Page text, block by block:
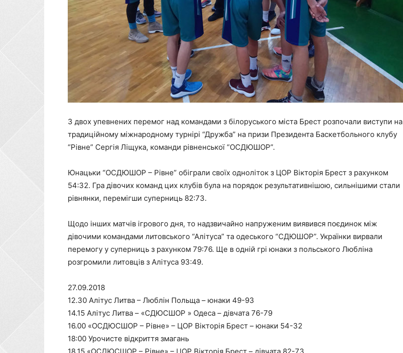
З двох упевнених перемог над командами з білоруського міста Брест розпочали виступи на
традиційному міжнародному турнірі “Дружба” на призи Президента Баскетбольного клубу
“Рівне” Сергія Ліщука, команди рівненської “ОСДЮШОР”.
Юнацьки “ОСДЮШОР – Рівне” обіграли своїх одноліток з ЦОР Вікторія Брест з рахунком
54:32. Гра дівочих команд цих клубів була на порядок результативнішою, сильнішими стали
рівнянки, перемігши суперниць 82:73.
Щодо інших матчів ігрового дня, то надзвичайно напруженим виявився поєдинок між
дівочими командами литовського “Алітуса” та одеського “СДЮШОР”. Українки вирвали
перемогу у суперниць з рахунком 79:76. Ще в одній грі юнаки з польського Любліна
розгромили литовців з Алітуса 93:49.
27.09.2018
12.30 Алітус Литва – Люблін Польща – юнаки 49-93
14.15 Алітус Литва – «СДЮСШОР » Одеса – дівчата 76-79
16.00 «ОСДЮСШОР – Рівне» – ЦОР Вікторія Брест – юнаки 54-32
18:00 Урочисте відкриття змагань